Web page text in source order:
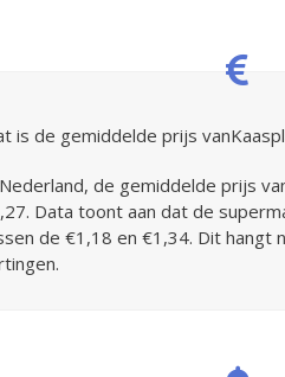
is de gemiddelde prijs
de gemiddelde prijs
Data toont aan dat de
de €1,18 en €1,34. Dit hangt